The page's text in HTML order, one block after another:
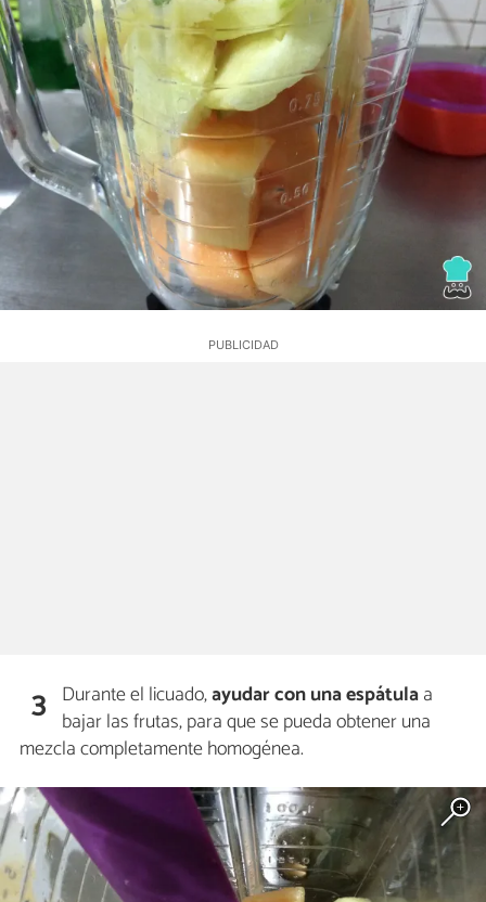
3 Durante el licuado,ayudar con una espátulaa
bajar las frutas, para que se pueda obtener una
mezcla completamente homogénea.